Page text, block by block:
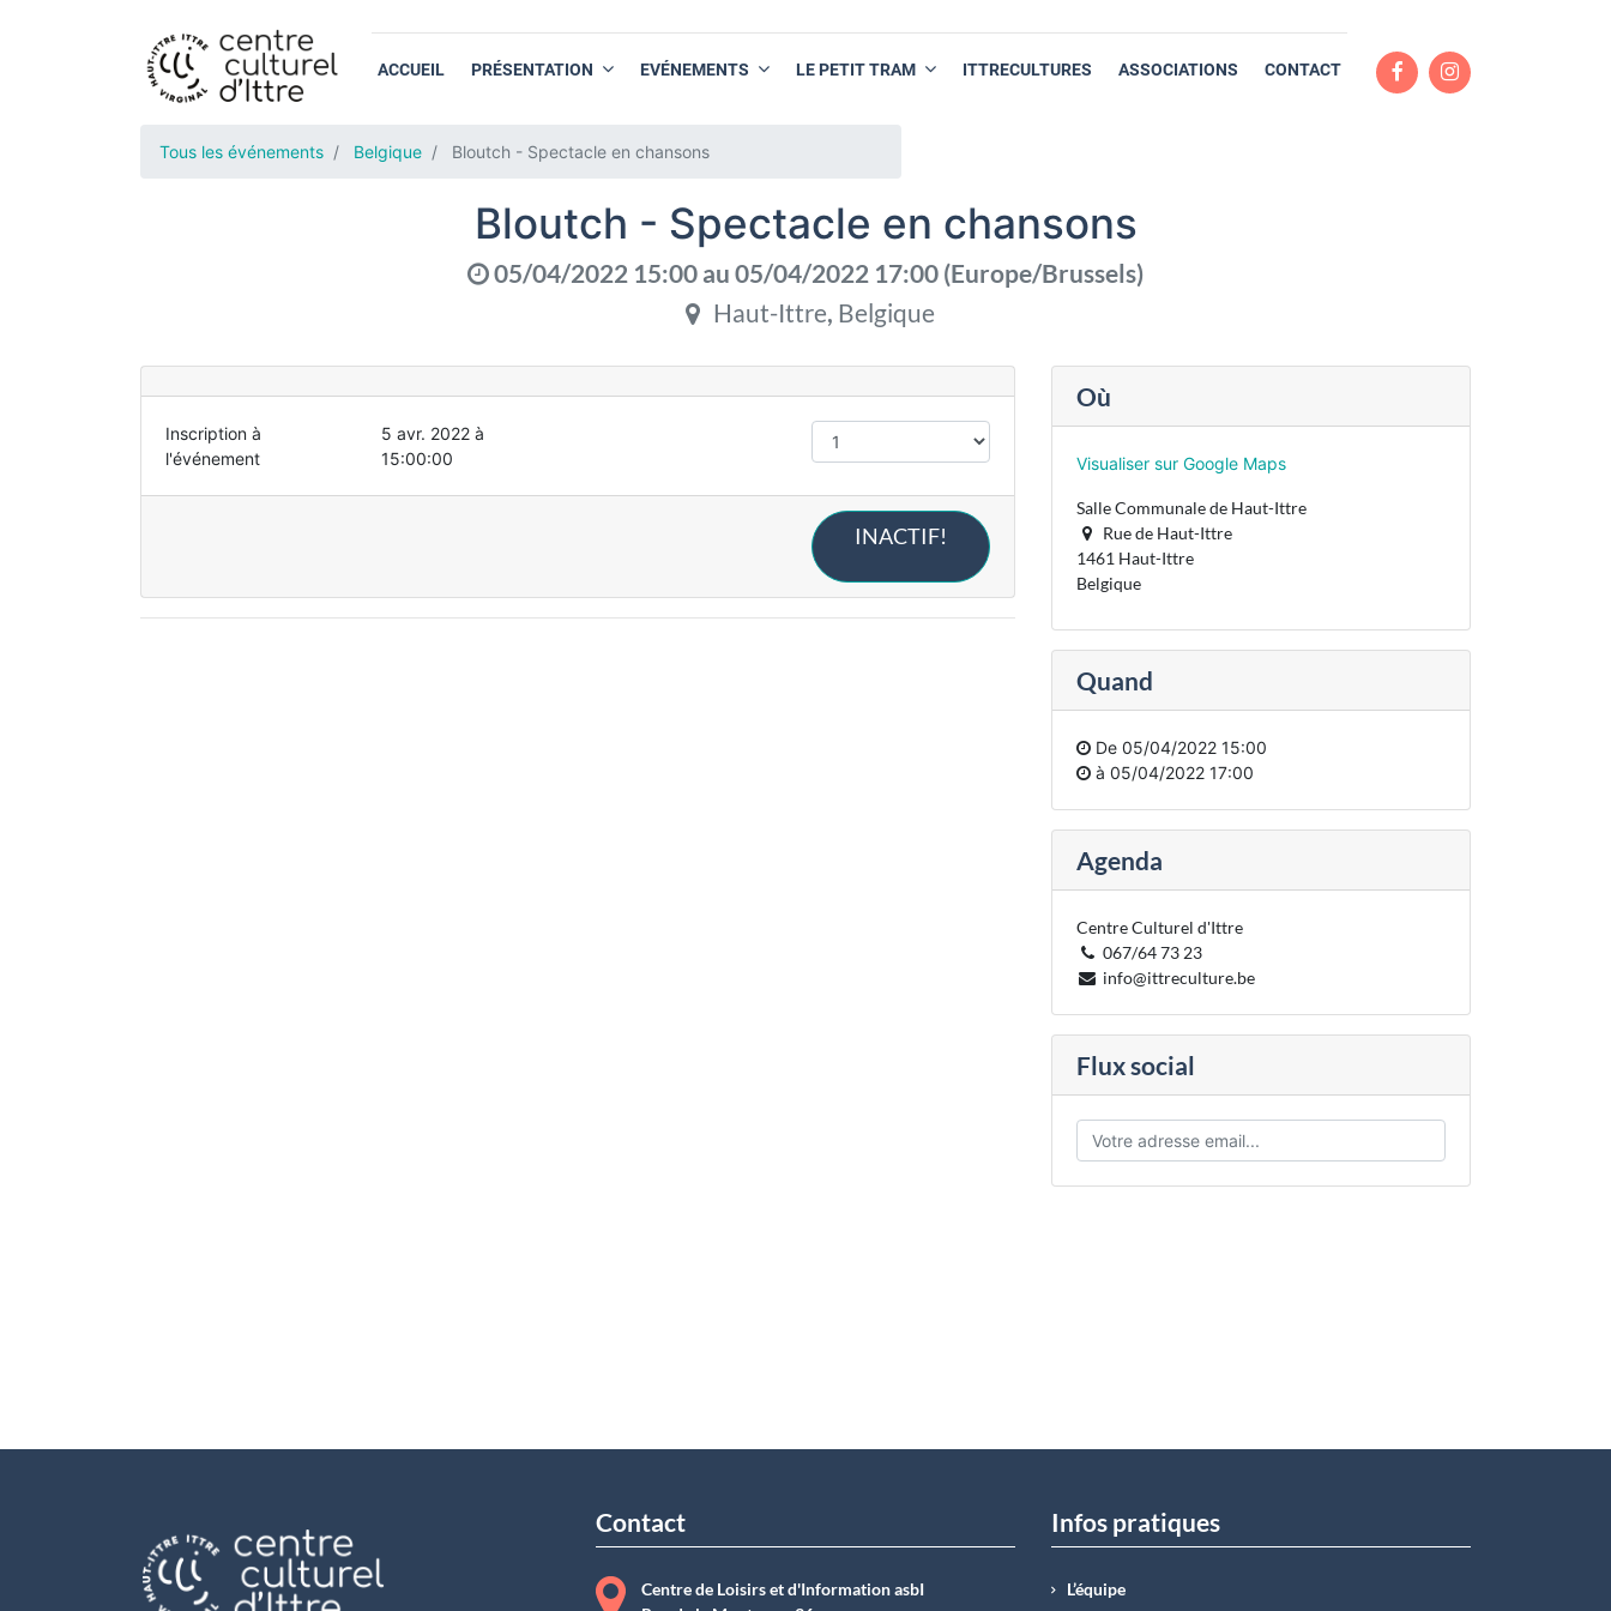
ACCUEIL PRÉSENTATION EVÉNEMENTS LE PETIT TRAM ITTRECULTURES ASSOCIATIONS CONTACT
Tous les événements Belgique Bloutch - Spectacle en chansons
Bloutch - Spectacle en chansons
05/04/2022 15:00 au 05/04/2022 17:00 (Europe/Brussels)
Haut-Ittre, Belgique
Inscription à
l'événement
5 avr. 2022 à
15:00:00
INACTIF!
Où
Visualiser sur Google Maps
Salle Communale de Haut-Ittre
Rue de Haut-Ittre
1461 Haut-Ittre
Belgique
Quand
De 05/04/2022 15:00
à 05/04/2022 17:00
Agenda
Centre Culturel d'Ittre
067/64 73 23
info@ittreculture.be
Flux social
Contact
Centre de Loisirs et d'Information asbI
Infos pratiques
L’équipe